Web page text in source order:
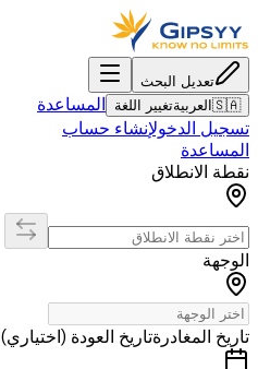
تعديل البحث
🇸🇦 العربيةتغيير اللغة
المساعدة
تسجيل الدخولإنشاء حساب
المساعدة
نقطة الانطلاق
الوجهة
تاريخ المغادرةتاريخ العودة (اختياري)